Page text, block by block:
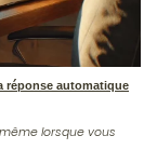
réponse automatique
lorsque vous